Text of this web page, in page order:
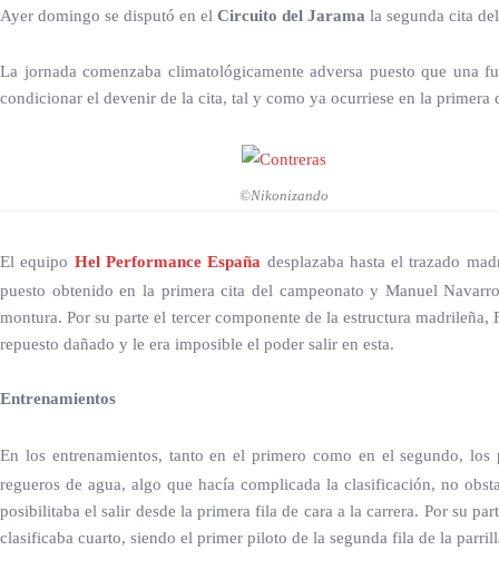
Ayer domingo se disputó en el Circuito del Jarama la segunda cita
La jornada comenzaba climatológicamente adversa puesto que una
condicionar el devenir de la cita, tal y como ya ocurriese en la
©Nikonizando
El equipo Hel Performance España desplazaba hasta el trazado
puesto obtenido en la primera cita del campeonato y Manuel
montura. Por su parte el tercer componente de la estructura
repuesto dañado y le era imposible el poder salir en esta.
Entrenamientos
En los entrenamientos, tanto en el primero como en el segundo,
regueros de agua, algo que hacía complicada la clasificación, no
posibilitaba el salir desde la primera fila de cara a la carrera. Por su
clasificaba cuarto, siendo el primer piloto de la segunda fila de la